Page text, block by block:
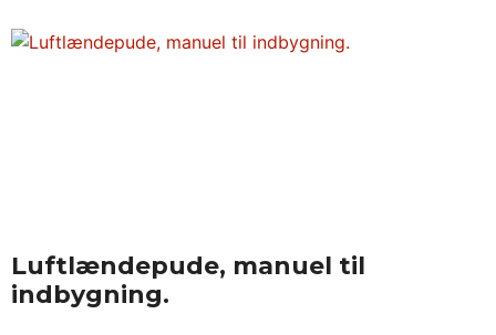
Luftlændepude, manuel til
indbygning.